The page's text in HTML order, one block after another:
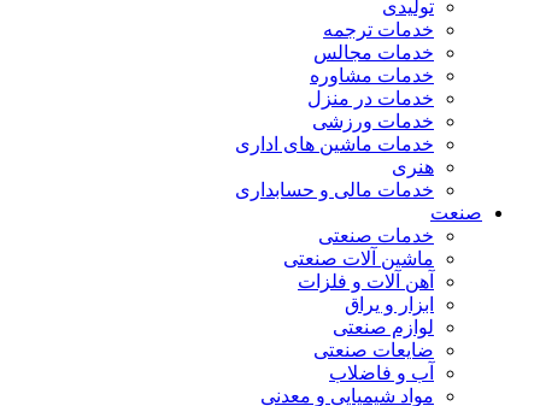
تولیدی
خدمات ترجمه
خدمات مجالس
خدمات مشاوره
خدمات در منزل
خدمات ورزشی
خدمات ماشین های اداری
هنری
خدمات مالی و حسابداری
صنعت
خدمات صنعتی
ماشین آلات صنعتی
آهن آلات و فلزات
ابزار و یراق
لوازم صنعتی
ضایعات صنعتی
آب و فاضلاب
مواد شیمیایی و معدنی